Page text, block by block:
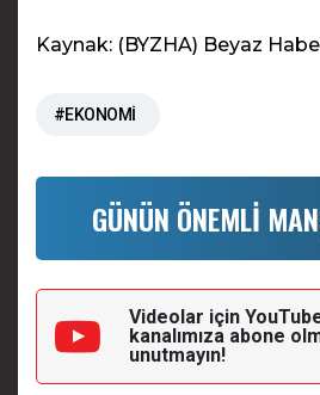
Kaynak: (BYZHA) Beyaz
#EKONOMİ
GÜNÜN ÖNEMLİ
Videolar için
kanalımıza abone
unutmayın!